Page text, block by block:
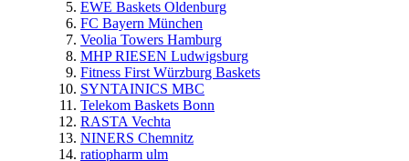
EWE Baskets Oldenburg
FC Bayern München
Veolia Towers Hamburg
MHP RIESEN Ludwigsburg
Fitness First Würzburg Baskets
SYNTAINICS MBC
Telekom Baskets Bonn
RASTA Vechta
NINERS Chemnitz
ratiopharm ulm